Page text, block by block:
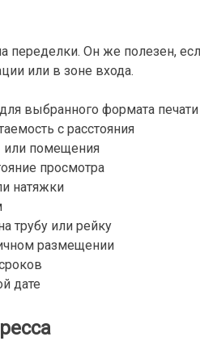
переделки. Он же полезен,
или в зоне входа.
выбранного формата печати
с расстояния
помещения
просмотра
натяжки
трубу или рейку
размещении
дате